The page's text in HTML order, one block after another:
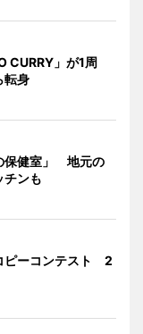
CURRY」が1周
転身
保健室」 地元の
チンも
ピーコンテスト 2